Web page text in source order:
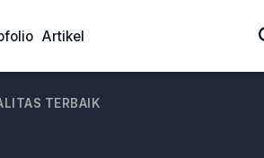
Artikel
TERBAIK